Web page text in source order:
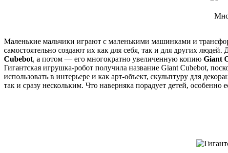
Маленькие мальчики играют с маленькими машинками и
самостоятельно создают их как для себя, так и для других людей.
Cubebot, а потом — его многократно увеличенную копию Giant
Гигантская игрушка-робот получила название Giant Cubebot,
использовать в интерьере и как арт-объект, скульптуру для
так и сразу нескольким. Что наверняка порадует детей,